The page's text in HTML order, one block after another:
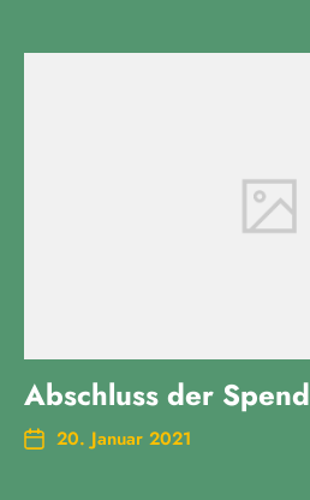
Abschluss der
20. Januar 2021